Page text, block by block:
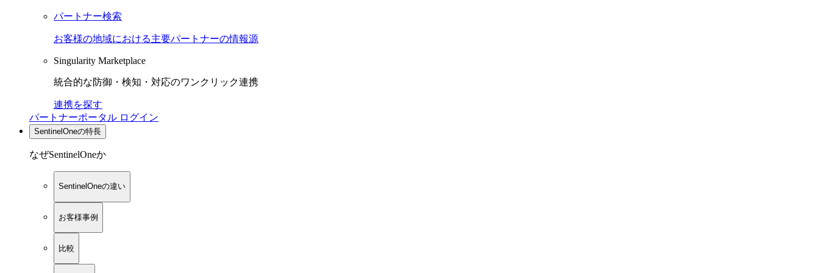
パートナー検索
お客様の地域における主要パートナーの情報源
Singularity Marketplace
統合的な防御・検知・対応のワンクリック連携
連携を探す
パートナーポータル ログイン
SentinelOneの特長
なぜSentinelOneか
SentinelOneの違い
お客様事例
比較